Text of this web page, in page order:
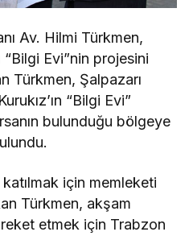
Av. Hilmi Türkmen,
“Bilgi Evi”nin projesini
Türkmen, Şalpazarı
“Bilgi Evi”
bulunduğu bölgeye
katılmak için memleketi
Türkmen, akşam
etmek için Trabzon